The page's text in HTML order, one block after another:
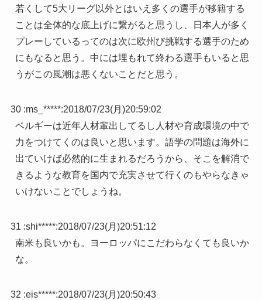
若くして5大リーグ以外とはいえ多くの選手が移籍する
ことは全体的な底上げに繋がると思うし、日本人が多く
プレーしているってのは次に欧州び挑戦する選手のため
にもなると思う。中には埋もれて終わる選手もいると思
うがこの風潮は悪くないことだと思う。
30 :ms_*****:2018/07/23(月)20:59:02
ベルギーは近年人材輩出してるし人材や育成環境の中で
力をつけてくのは良いと思います。語学の問題は海外に
出ていけば必然的に生まれるだろうから、そこを解消で
きるような教育を国内で充実させて行くのもやらなきゃ
いけないことでしょうね。
31 :shi*****:2018/07/23(月)20:51:12
南米も良いかも。ヨーロッパにこだわらなくても良いか
な。
32 :eis*****:2018/07/23(月)20:50:43